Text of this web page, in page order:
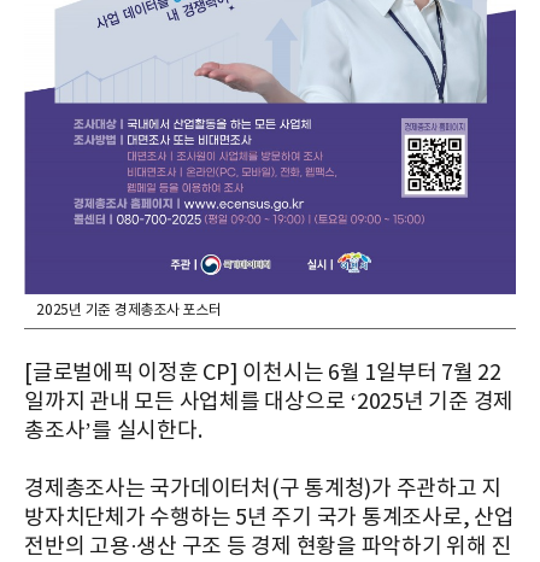
2025년 기준 경제총조사 포스터
[글로벌에픽 이정훈 CP] 이천시는 6월 1일부터 7월 22
일까지 관내 모든 사업체를 대상으로 ‘2025년 기준 경제
총조사’를 실시한다.
경제총조사는 국가데이터처(구 통계청)가 주관하고 지
방자치단체가 수행하는 5년 주기 국가 통계조사로, 산업
전반의 고용·생산 구조 등 경제 현황을 파악하기 위해 진